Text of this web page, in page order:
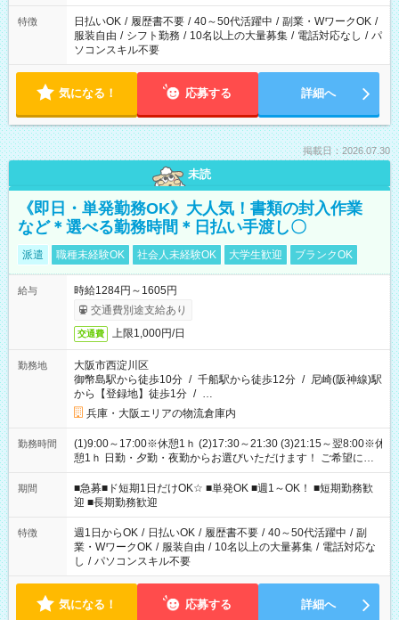
特徴 日払いOK / 履歴書不要 / 40～50代活躍中 / 副業・WワークOK /
服装自由 / シフト勤務 / 10名以上の大量募集 / 電話対応なし / パ
ソコンスキル不要
気になる！ 応募する 詳細へ
掲載日：2026.07.30
未読
《即日・単発勤務OK》大人気！書類の封入作業
など＊選べる勤務時間＊日払い手渡し〇
派遣 職種未経験OK 社会人未経験OK 大学生歓迎 ブランクOK
給与
時給1284円～1605円
交通費別途支給あり
交通費 上限1,000円/日
勤務地
大阪市西淀川区
御幣島駅から徒歩10分 / 千船駅から徒歩12分 / 尼崎(阪神線)駅
から【登録地】徒歩1分 / …
兵庫・大阪エリアの物流倉庫内
勤務時間
(1)9:00～17:00※休憩1ｈ (2)17:30～21:30 (3)21:15～翌8:00※休
憩1ｈ 日勤・夕勤・夜勤からお選びいただけます！ ご希望に合
わせて働けるお仕事です(*^^*) 【その他選べる勤務時間】 8-17
時/9-17時/9-18時/10-18時/11-21時/18-22時/20-翌4時/21-翌5
時/22-翌6時/0-翌8時 ご自身のご都合で選んで頂ける完全自由シ
フト！
期間
■急募■ド短期1日だけOK☆ ■単発OK ■週1～OK！ ■短期勤務歓
迎 ■長期勤務歓迎
特徴 週1日からOK / 日払いOK / 履歴書不要 / 40～50代活躍中 / 副
業・WワークOK / 服装自由 / 10名以上の大量募集 / 電話対応な
し / パソコンスキル不要
気になる！ 応募する 詳細へ